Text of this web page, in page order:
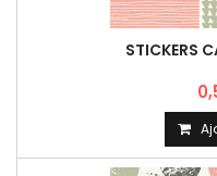
STICKERS